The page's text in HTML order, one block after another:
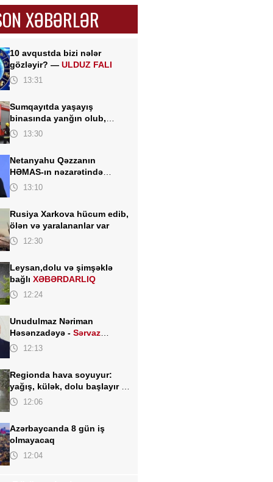
XƏBƏRLƏR
10 avqustda bizi nələr
gözləyir? —ULDUZ FALI
13:31
Sumqayıtda yaşayış
binasında yanğın olub,
sakinlər təxliyə edilib
13:30
Netanyahu Qəzzanın
HƏMAS-ın nəzarətində
olmayan hissəsində
13:10
Rusiya Xarkova hücum edib,
ölən və yaralananlar var
12:30
Leysan,dolu və şimşəklə
bağlıXƏBƏRDARLIQ
12:24
Unudulmaz Nəriman
Həsənzadəyə -Sərvaz
HÜSEYNOĞLU
12:13
Regionda hava soyuyur:
yağış, külək, dolu başlayır -
TARİX AÇIQLANDI
12:06
Azərbaycanda 8 gün iş
olmayacaq
12:04